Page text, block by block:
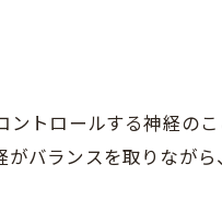
トロールする神経のこ
バランスを取りなが